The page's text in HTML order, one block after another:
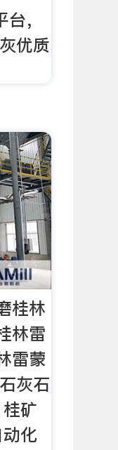
，
优质
桂林
林雷
雷蒙
灰石
矿
化